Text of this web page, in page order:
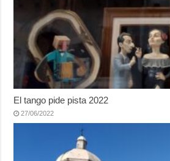
El tango pide pista 2022
27/06/2022